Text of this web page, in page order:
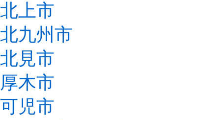
北上市
北九州市
北見市
厚木市
可児市